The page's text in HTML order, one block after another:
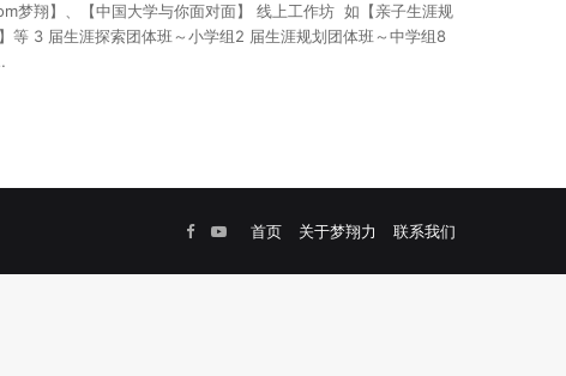
梦翔】、【中国大学与你面对面】 线上工作坊 如【亲子生涯规
等 3 届生涯探索团体班～小学组2 届生涯规划团体班～中学组8
首页 关于梦翔力 联系我们
Facebook
YouTube